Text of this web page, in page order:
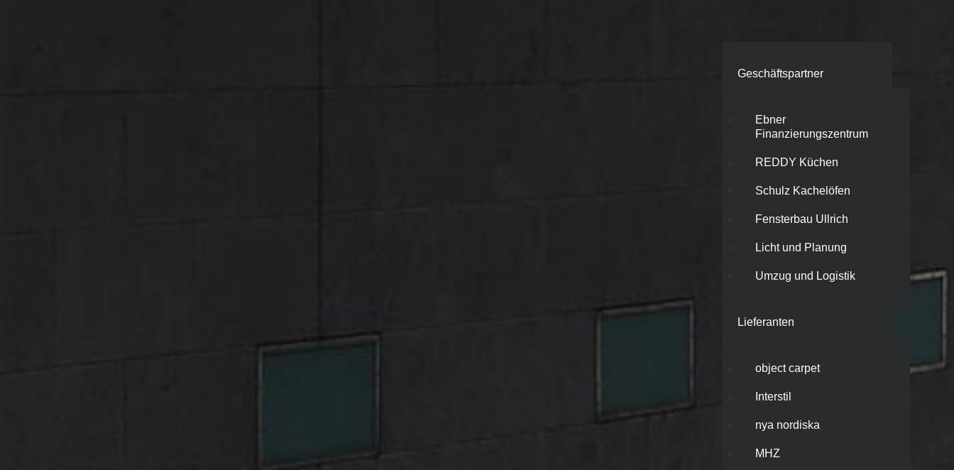
Geschäftspartner
Ebner
Finanzierungszentrum
REDDY Küchen
Schulz Kachelöfen
Fensterbau Ullrich
Licht und Planung
Umzug und Logistik
Lieferanten
object carpet
Interstil
nya nordiska
MHZ